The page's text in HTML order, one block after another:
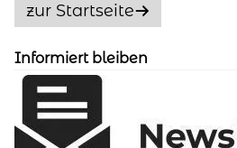
zur Startseite
Informiert bleiben